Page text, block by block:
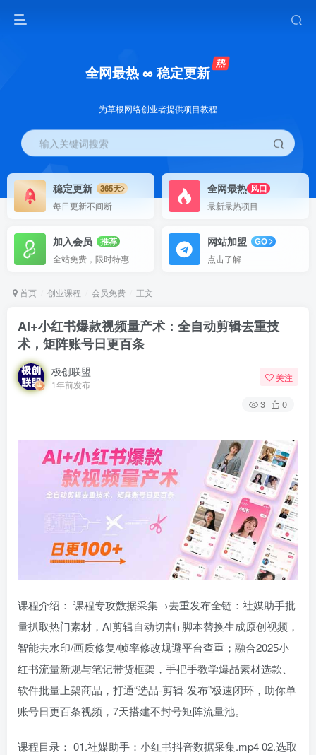
全网最热 ∞ 稳定更新
为草根网络创业者提供项目教程
输入关键词搜索
稳定更新
365天
每日更新不间断
全网最热 风口
最新最热项目
加入会员
推荐
全站免费，限时特惠
网站加盟
GO
点击了解
首页 创业课程 会员免费 正文
AI+小红书爆款视频量产术：全自动剪辑去重技
术，矩阵账号日更百条
极创联盟
1年前发布
关注
3 0
课程介绍： 课程专攻数据采集→去重发布全链：社媒助手批
量扒取热门素材，AI剪辑自动切割+脚本替换生成原创视频，
智能去水印/画质修复/帧率修改规避平台查重；融合2025小
红书流量新规与笔记带货框架，手把手教学爆品素材选款、
软件批量上架商品，打通“选品-剪辑-发布”极速闭环，助你单
账号日更百条视频，7天搭建不封号矩阵流量池。
课程目录： 01.社媒助手：小红书抖音数据采集.mp4 02.选取